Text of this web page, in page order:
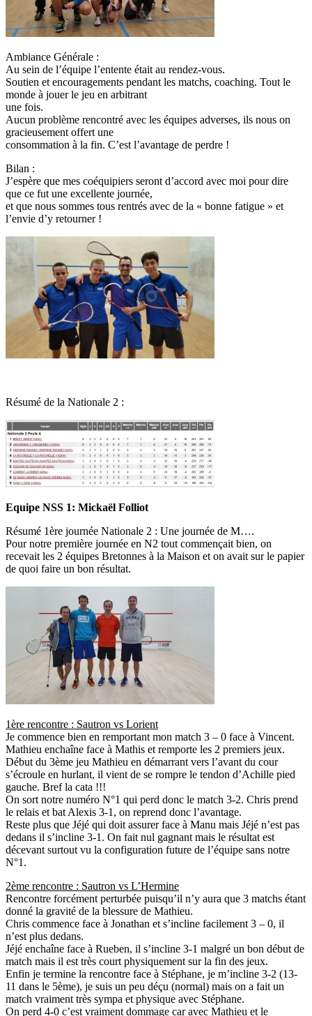
Ambiance Générale :
Au sein de l’équipe l’entente était au rendez-vous.
Soutien et encouragements pendant les matchs, coaching. Tout le
monde à jouer le jeu en arbitrant
une fois.
Aucun problème rencontré avec les équipes adverses, ils nous on
gracieusement offert une
consommation à la fin. C’est l’avantage de perdre !
Bilan :
J’espère que mes coéquipiers seront d’accord avec moi pour dire
que ce fut une excellente journée,
et que nous sommes tous rentrés avec de la « bonne fatigue » et
l’envie d’y retourner !
Résumé de la Nationale 2 :
Equipe NSS 1: Mickaël Folliot
Résumé 1ère journée Nationale 2 : Une journée de M….
Pour notre première journée en N2 tout commençait bien, on
recevait les 2 équipes Bretonnes à la Maison et on avait sur le papier
de quoi faire un bon résultat.
1ère rencontre : Sautron vs Lorient
Je commence bien en remportant mon match 3 – 0 face à Vincent.
Mathieu enchaîne face à Mathis et remporte les 2 premiers jeux.
Début du 3ème jeu Mathieu en démarrant vers l’avant du cour
s’écroule en hurlant, il vient de se rompre le tendon d’Achille pied
gauche. Bref la cata !!!
On sort notre numéro N°1 qui perd donc le match 3-2. Chris prend
le relais et bat Alexis 3-1, on reprend donc l’avantage.
Reste plus que Jéjé qui doit assurer face à Manu mais Jéjé n’est pas
dedans il s’incline 3-1. On fait nul gagnant mais le résultat est
décevant surtout vu la configuration future de l’équipe sans notre
N°1.
2ème rencontre : Sautron vs L’Hermine
Rencontre forcément perturbée puisqu’il n’y aura que 3 matchs étant
donné la gravité de la blessure de Mathieu.
Chris commence face à Jonathan et s’incline facilement 3 – 0, il
n’est plus dedans.
Jéjé enchaîne face à Rueben, il s’incline 3-1 malgré un bon début de
match mais il est très court physiquement sur la fin des jeux.
Enfin je termine la rencontre face à Stéphane, je m’incline 3-2 (13-
11 dans le 5ème), je suis un peu déçu (normal) mais on a fait un
match vraiment très sympa et physique avec Stéphane.
On perd 4-0 c’est vraiment dommage car avec Mathieu et le